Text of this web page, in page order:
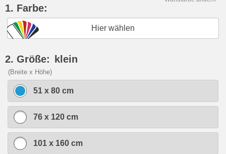
1. Farbe:
Hier wählen
2. Größe: klein
(Breite x Höhe)
51 x 80 cm
76 x 120 cm
101 x 160 cm